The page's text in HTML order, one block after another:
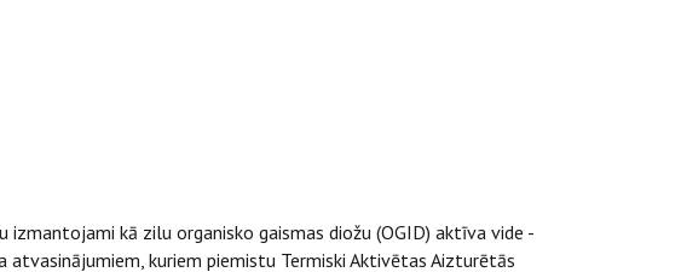
kā zilu organisko gaismas diožu (OGID) aktīva vide -
kuriem piemistu Termiski Aktivētas Aizturētās